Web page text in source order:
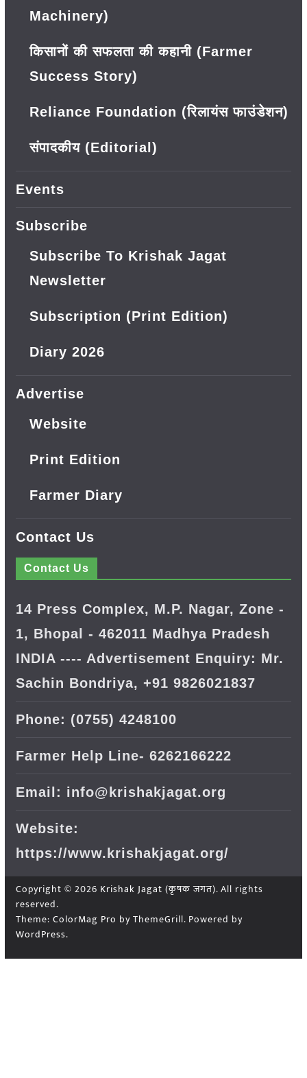
Machinery)
किसानों की सफलता की कहानी (Farmer
Success Story)
Reliance Foundation (रिलायंस फाउंडेशन)
संपादकीय (Editorial)
Events
Subscribe
Subscribe To Krishak Jagat
Newsletter
Subscription (Print Edition)
Diary 2026
Advertise
Website
Print Edition
Farmer Diary
Contact Us
Contact Us
14 Press Complex, M.P. Nagar, Zone -
1, Bhopal - 462011 Madhya Pradesh
INDIA ---- Advertisement Enquiry: Mr.
Sachin Bondriya, +91 9826021837
Phone: (0755) 4248100
Farmer Help Line- 6262166222
Email: info@krishakjagat.org
Website:
https://www.krishakjagat.org/
Copyright © 2026 Krishak Jagat (कृषक जगत). All rights
reserved.
Theme: ColorMag Pro by ThemeGrill. Powered by
WordPress.